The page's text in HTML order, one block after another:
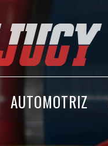
AUTOMOTRIZ